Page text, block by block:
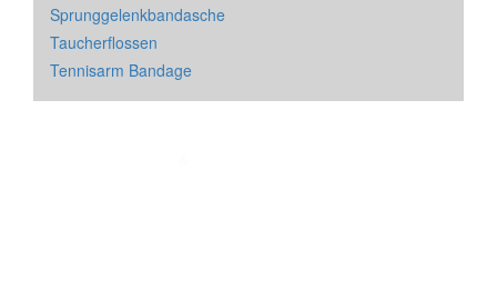
Sprunggelenkbandasche
Taucherflossen
Tennisarm Bandage